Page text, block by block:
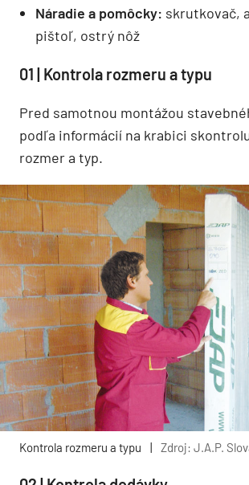
Náradie a pomôcky: skrutkovač,
pištoľ, ostrý nôž
01 | Kontrola rozmeru a typu
Pred samotnou montážou
podľa informácií na krabici
rozmer a typ.
Kontrola rozmeru a typu Zdroj: J.A.P.